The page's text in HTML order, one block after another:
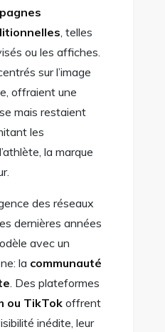
, telles
ou les affiches.
sur l’image
offraient une
mais restaient
les
la marque
des réseaux
dernières années
avec un
la communauté
. Des plateformes
ou TikTokoffrent
inédite, leur